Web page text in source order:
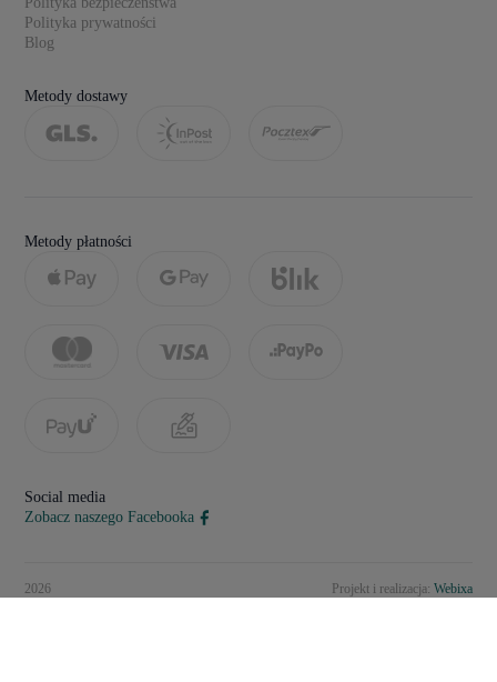
Polityka prywatności
Blog
Metody dostawy
Metody płatności
Social media
Zobacz naszego Facebooka
2026 Projekt i realizacja: Webixa